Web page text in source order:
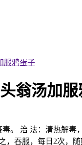
服鸦蛋子
翁汤加
。 治 法：清热解
吞服，每日2次，随